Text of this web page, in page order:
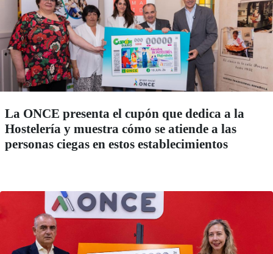
La ONCE presenta el cupón que dedica a la
Hostelería y muestra cómo se atiende a las
personas ciegas en estos establecimientos